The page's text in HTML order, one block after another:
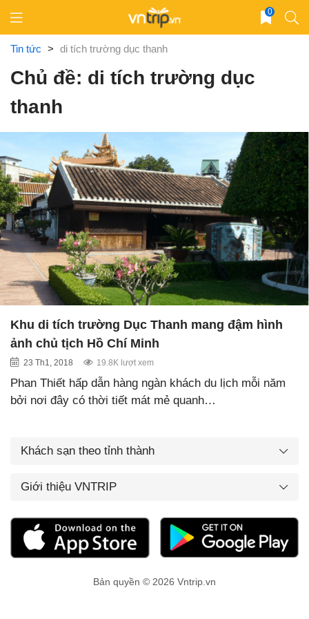
content
0
Tin tức > di tích trường dục thanh
Chủ đề: di tích trường dục
thanh
Khu di tích trường Dục Thanh mang đậm hình
ảnh chủ tịch Hồ Chí Minh
23 Th1, 2018 19.8K lượt xem
Phan Thiết hấp dẫn hàng ngàn khách du lịch mỗi năm
bởi nơi đây có thời tiết mát mẻ quanh…
Khách sạn theo tỉnh thành
Giới thiệu VNTRIP
Bản quyền © 2026 Vntrip.vn